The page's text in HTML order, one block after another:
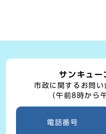
サンキュー
市政に関するお問
（午前8時から
電話番号